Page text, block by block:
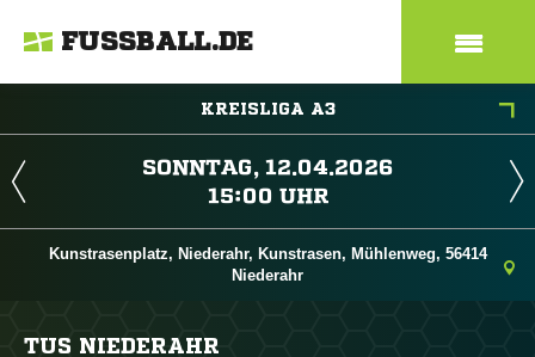
FUSSBALL.DE
KREISLIGA A3
 
 
Kunstrasenplatz, Niederahr, Kunstrasen, Mühlenweg, 56414
Niederahr
TUS NIEDERAHR